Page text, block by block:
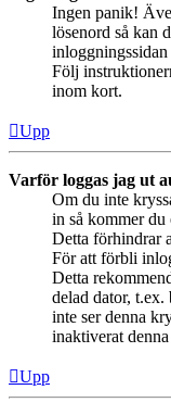
Ingen panik!
lösenord så kan
Följ
inom kort.
Upp
Varför loggas jag ut
Om du inte
in så kommer du
Detta förhindrar
För att förbli
Detta
delad dator,
inte ser denna
inaktiverat
Upp